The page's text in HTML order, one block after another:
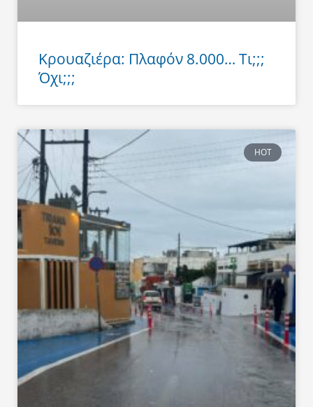
Κρουαζιέρα: Πλαφόν 8.000… Τι;;;
Όχι;;;
HOT